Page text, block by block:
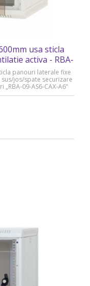
usa sticla
activa - RBA-
panouri laterale fixe
jos/spate securizare
09-AS6-CAX-A6”